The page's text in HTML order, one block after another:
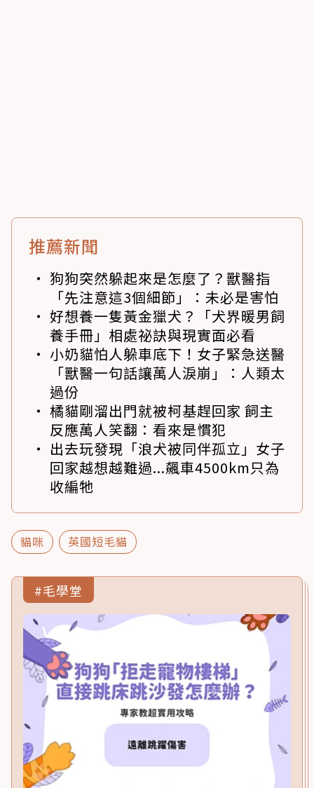
推薦新聞
狗狗突然躲起來是怎麼了？獸醫指
「先注意這3個細節」：未必是害怕
好想養一隻黃金獵犬？「犬界暖男飼
養手冊」相處祕訣與現實面必看
小奶貓怕人躲車底下！女子緊急送醫
「獸醫一句話讓萬人淚崩」：人類太
過份
橘貓剛溜出門就被柯基趕回家 飼主
反應萬人笑翻：看來是慣犯
出去玩發現「浪犬被同伴孤立」女子
回家越想越難過...飆車4500km只為
收編牠
貓咪 英國短毛貓
#毛學堂